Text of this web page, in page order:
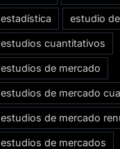
estadística estudio
estudios cuantitativos
estudios de mercado
estudios de mercado
estudios de mercado
estudios de mercados